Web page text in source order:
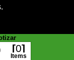
0
Items